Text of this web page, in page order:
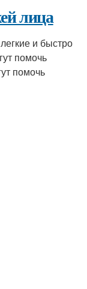
лица
и быстро
помочь
помочь